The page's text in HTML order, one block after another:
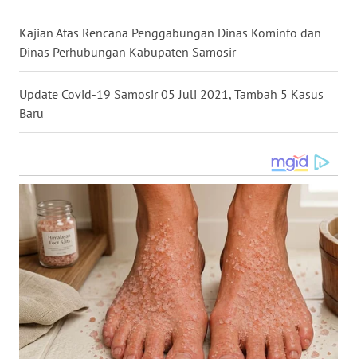
Kajian Atas Rencana Penggabungan Dinas Kominfo dan
Dinas Perhubungan Kabupaten Samosir
Update Covid-19 Samosir 05 Juli 2021, Tambah 5 Kasus
Baru
GORONTALO
SULUT
WN
MALUT
WN
DAIRI
WN
DANAU
TOBA